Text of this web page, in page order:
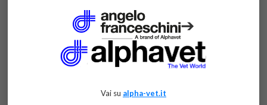
(normalmente entro i 2-3 giorni lavorativi successivi alla transazione). La copia del
bonifico non potrà essere accettata ai fini dell'evasione dell'ordine.
Di seguito gli estremi per il pagamento tramite bonifico bancario:
IT29N 05034 62430 000000002442
➔
Vai su alpha-vet.it